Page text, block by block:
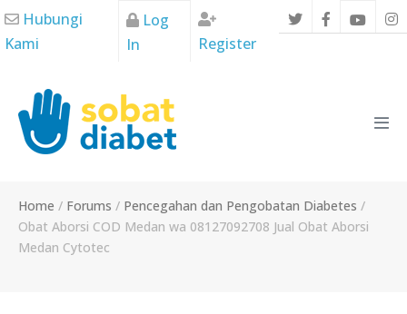
Skip
to
Hubungi
Kami
Log
In
Register
Home / Forums / Pencegahan dan Pengobatan Diabetes /
Obat Aborsi COD Medan wa 08127092708 Jual Obat Aborsi
Medan Cytotec